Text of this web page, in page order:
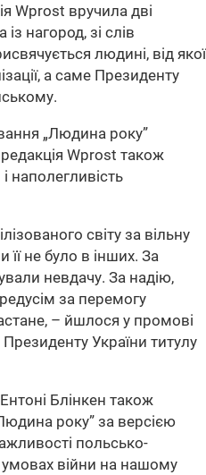
Wprost вручила дві
нагород, зі слів
людині, від якої
а саме Президенту
„Людина року”
Wprost також
наполегливість
світу за вільну
її не було в інших. За
невдачу. За надію,
за перемогу
– йшлося у промові
України титулу
Блінкен також
року” за версією
польсько-
війни на нашому